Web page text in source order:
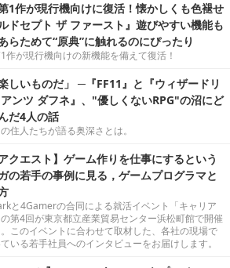
1作が現行機向けに復活！懐かしくも色褪せ
ドセプト ザ ファースト』遊びやすい機能も
らためて“原典”に触れるのにぴったり
作が現行機向けの新機能を備えて復活！
しいものだ」 ─『FF11』と『ウィザードリ
ンツ ダフネ』、"優しくないRPG"の沼にど
だ4人の話
住人たちが語る奥深さとは。
クエスト】ゲーム作りを仕事にするという
の若手の事例に見る，ゲームプログラマと
と4Gamerの合同による就活イベント「キャリア
第4回が東京都立産業貿易センター浜松町館で開催
このイベントに合わせて取材した、各社の現場で
いる若手社員へのインタビューをお届けします。